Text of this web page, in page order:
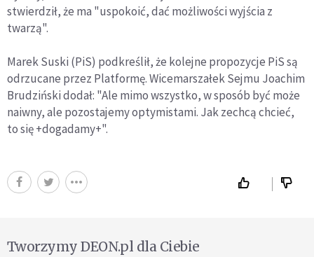
stwierdził, że ma "uspokoić, dać możliwości wyjścia z
twarzą".
Marek Suski (PiS) podkreślił, że kolejne propozycje PiS są
odrzucane przez Platformę. Wicemarszałek Sejmu Joachim
Brudziński dodał: "Ale mimo wszystko, w sposób być może
naiwny, ale pozostajemy optymistami. Jak zechcą chcieć,
to się +dogadamy+".
Tworzymy DEON.pl dla Ciebie